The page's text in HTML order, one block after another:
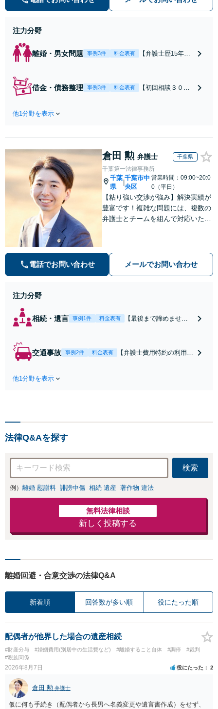
【休日・夜間対応可】【本通駅5
注力分野
離婚・男女問題 事例3件 料金表有
【弁護士歴15年以
家や住宅ローンを
アドバイスやサポ
ートも【完全個
室】【子連れ相談
可】【本通駅5分】
借金・債務整理 事例3件 料金表有
【初回相談３０分
はまずご相談くだ
任意整理・個人再
生・各種ガイドラ
インに基づく債務
整理手続等の流れ
をご説明し、より
良い解決を目指し
ます。
他1分野を表示
倉田 勲 弁護士 千葉県
千葉第一法律事務所
千葉
県
千葉市中
央区
営業時間：09:00~20:0
0（平日）
【粘り強い交渉が強み】解決実績が
豊富です！複雑な問題には、複数の
弁護士とチームを組んで対応いたし
気軽にご相談ください。
電話でお問い合わせ メールでお問い合わせ
注力分野
相続・遺言 事例1件 料金表有
【最後まで諦めませ
合意してしまう前にご
交通事故 事例2件 料金表有
【弁護士費用特約の利用＆
は損をしてしまうかもしれ
他1分野を表示
法律Q&Aを探す
検索
例） 離婚 慰謝料 誹謗中傷 相続 遺産 著作物 違法
無料法律相談
新しく投稿する
離婚回避・合意交渉の法律Q&A
新着順 回答数が多い順 役にたった順
配偶者が他界した場合の遺産相続
#財産分与 #婚姻費用(別居中の生活費など) #離婚すること自体 #調停
#裁判
#親族関係
2026年8月7日 役にたった 2
倉田 勲 弁護士
仮に何も手続き（配偶者から長男へ名義変更や遺言書作成）をせず、